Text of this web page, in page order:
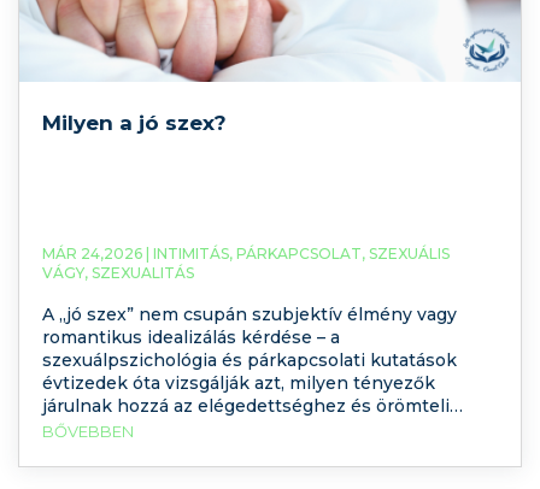
Milyen a jó szex?
MÁR 24,2026 | INTIMITÁS, PÁRKAPCSOLAT, SZEXUÁLIS
VÁGY, SZEXUALITÁS
A „jó szex” nem csupán szubjektív élmény vagy
romantikus idealizálás kérdése – a
szexuálpszichológia és párkapcsolati kutatások
évtizedek óta vizsgálják azt, milyen tényezők
járulnak hozzá az elégedettséghez és örömteli
intim kapcsolathoz. Bár nem létezik egyetlen
tudományosan alátámasztott tényező összefügg
BŐVEBBEN